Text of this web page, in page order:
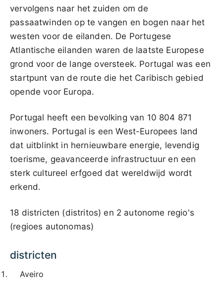
vervolgens naar het zuiden om de
passaatwinden op te vangen en bogen naar het
westen voor de eilanden. De Portugese
Atlantische eilanden waren de laatste Europese
grond voor de lange oversteek. Portugal was een
startpunt van de route die het Caribisch gebied
opende voor Europa.
Portugal heeft een bevolking van 10 804 871
inwoners. Portugal is een West-Europees land
dat uitblinkt in hernieuwbare energie, levendig
toerisme, geavanceerde infrastructuur en een
sterk cultureel erfgoed dat wereldwijd wordt
erkend.
18 districten (distritos) en 2 autonome regio's
(regioes autonomas)
districten
Aveiro